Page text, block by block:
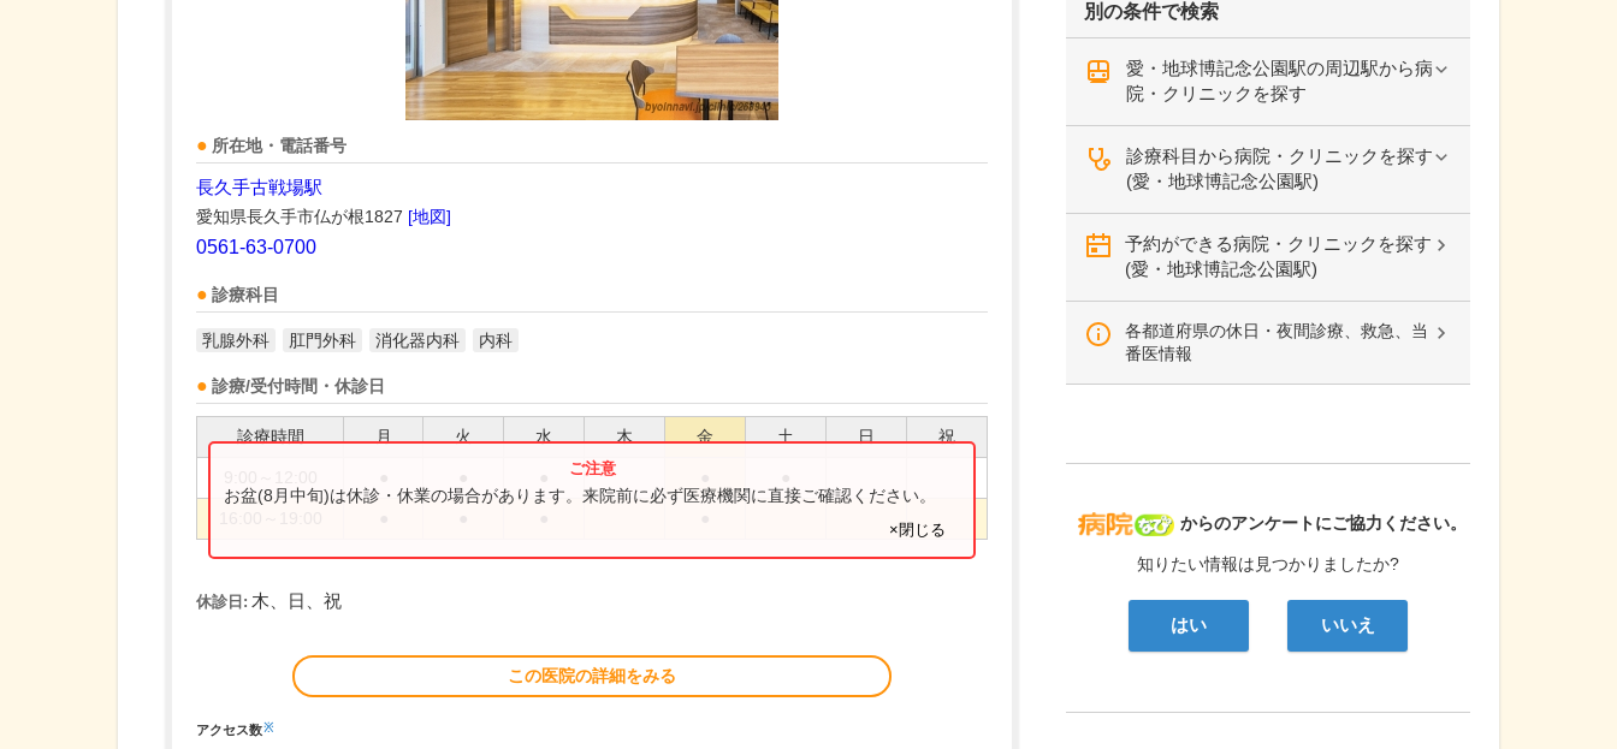
所在地・電話番号
長久手古戦場駅
愛知県長久手市仏が根1827 [地図]
0561-63-0700
診療科目
乳腺外科 肛門外科 消化器内科 内科
診療/受付時間・休診日
診療時間 月 火 水 木 金 土 日 祝
お盆(8月中旬)は休診・休業の場合があります。来院前に必ず医療機関に直接ご確認ください。
×閉じる
休診日: 木、日、祝
この医院の詳細をみる
アクセス数※
別の条件で検索
愛・地球博記念公園駅の周辺駅から病
院・クリニックを探す
診療科目から病院・クリニックを探す
(愛・地球博記念公園駅)
予約ができる病院・クリニックを探す
(愛・地球博記念公園駅)
各都道府県の休日・夜間診療、救急、当
番医情報
病院なび
からのアンケートにご協力ください。
知りたい情報は見つかりましたか?
はい いいえ